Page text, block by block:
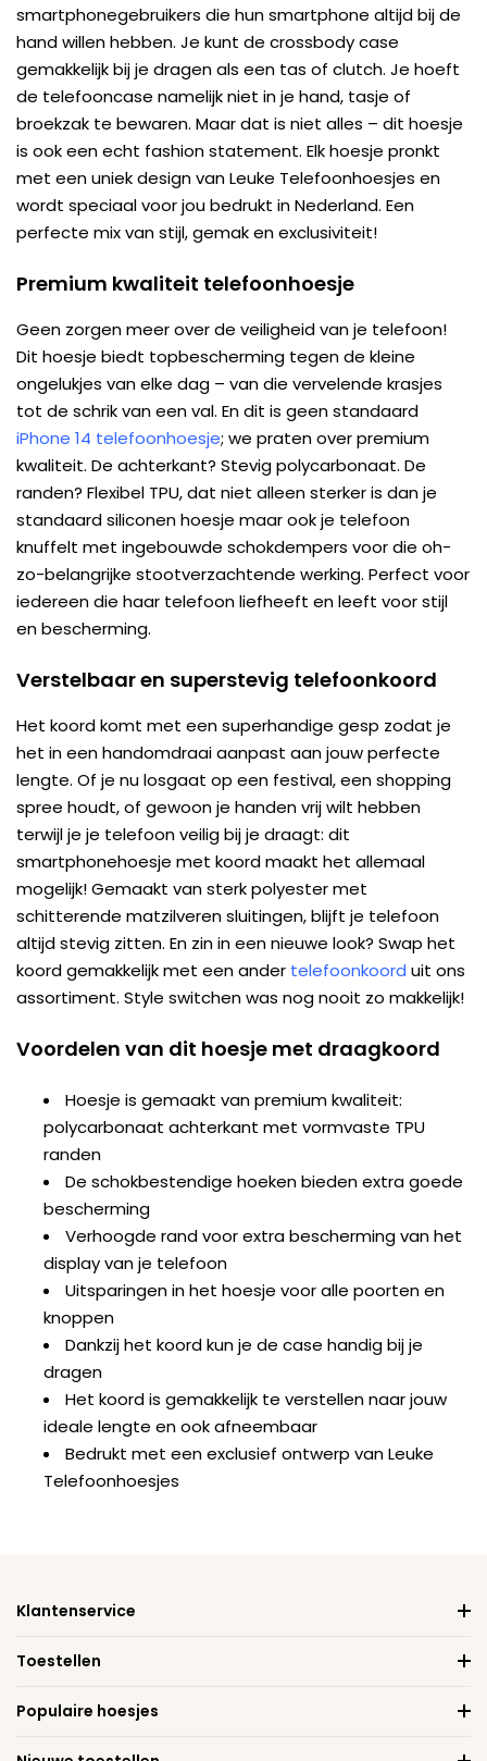
smartphonegebruikers die hun smartphone altijd bij de
hand willen hebben. Je kunt de crossbody case
gemakkelijk bij je dragen als een tas of clutch. Je hoeft
de telefooncase namelijk niet in je hand, tasje of
broekzak te bewaren. Maar dat is niet alles – dit hoesje
is ook een echt fashion statement. Elk hoesje pronkt
met een uniek design van Leuke Telefoonhoesjes en
wordt speciaal voor jou bedrukt in Nederland. Een
perfecte mix van stijl, gemak en exclusiviteit!
Premium kwaliteit telefoonhoesje
Geen zorgen meer over de veiligheid van je telefoon!
Dit hoesje biedt topbescherming tegen de kleine
ongelukjes van elke dag – van die vervelende krasjes
tot de schrik van een val. En dit is geen standaard
iPhone 14 telefoonhoesje; we praten over premium
kwaliteit. De achterkant? Stevig polycarbonaat. De
randen? Flexibel TPU, dat niet alleen sterker is dan je
standaard siliconen hoesje maar ook je telefoon
knuffelt met ingebouwde schokdempers voor die oh-
zo-belangrijke stootverzachtende werking. Perfect voor
iedereen die haar telefoon liefheeft en leeft voor stijl
en bescherming.
Verstelbaar en superstevig telefoonkoord
Het koord komt met een superhandige gesp zodat je
het in een handomdraai aanpast aan jouw perfecte
lengte. Of je nu losgaat op een festival, een shopping
spree houdt, of gewoon je handen vrij wilt hebben
terwijl je je telefoon veilig bij je draagt: dit
smartphonehoesje met koord maakt het allemaal
mogelijk! Gemaakt van sterk polyester met
schitterende matzilveren sluitingen, blijft je telefoon
altijd stevig zitten. En zin in een nieuwe look? Swap het
koord gemakkelijk met een ander telefoonkoord uit ons
assortiment. Style switchen was nog nooit zo makkelijk!
Voordelen van dit hoesje met draagkoord
Hoesje is gemaakt van premium kwaliteit:
polycarbonaat achterkant met vormvaste TPU
randen
De schokbestendige hoeken bieden extra goede
bescherming
Verhoogde rand voor extra bescherming van het
display van je telefoon
Uitsparingen in het hoesje voor alle poorten en
knoppen
Dankzij het koord kun je de case handig bij je
dragen
Het koord is gemakkelijk te verstellen naar jouw
ideale lengte en ook afneembaar
Bedrukt met een exclusief ontwerp van Leuke
Telefoonhoesjes
Klantenservice
Toestellen
Populaire hoesjes